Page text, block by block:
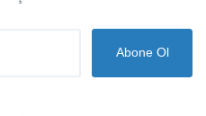
Abone Ol